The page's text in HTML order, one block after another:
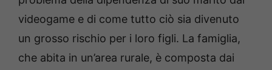
videogame e di come tutto ciò sia divenuto
un grosso rischio per i loro figli. La famiglia,
che abita in un’area rurale, è composta dai